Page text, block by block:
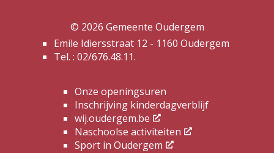
© 2026 Gemeente Oudergem
Emile Idiersstraat 12 - 1160 Oudergem
Tel. : 02/676.48.11.
Onze openingsuren
Inschrijving kinderdagverblijf
wij.oudergem.be
Naschoolse activiteiten
Sport in Oudergem